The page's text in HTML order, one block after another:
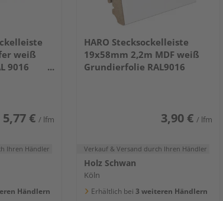
weiß
9016
5,77 € / lfm
Ihren Händler
Händlern
HARO Stecksockelleiste
19x58mm 2,2m MDF weiß
Grundierfolie RAL9016
3,90 € / lfm
Verkauf & Versand durch Ihren Händler
Holz Schwan
Köln
Erhältlich bei 3 weiteren Händlern